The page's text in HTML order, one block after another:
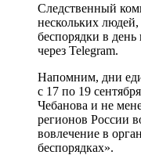
Следственный
нескольких
беспорядки в
через Telegram.
Напомним, дни
с 17 по 19
Чебанова и не
регионов России
вовлечение в
беспорядках».